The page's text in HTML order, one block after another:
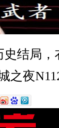
结局
之夜